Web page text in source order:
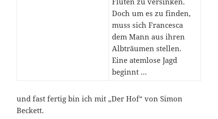
Doch um es zu finden,
muss sich Francesca
dem Mann aus ihren
Albträumen stellen.
Eine atemlose Jagd
beginnt …
und fast fertig bin ich mit „Der Hof“ von Simon
Beckett.